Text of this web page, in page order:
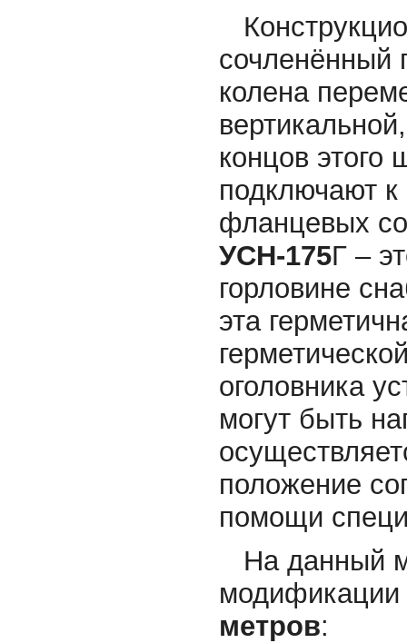
колена
концов этого
подключают
фланцевых
УСН-175Г –
горловине
эта
оголовника
могут быть
положение
помощи
На данный
модификации
метров: